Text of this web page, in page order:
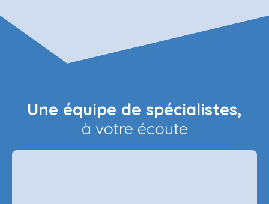
Une équipe de spécialistes,
à votre écoute